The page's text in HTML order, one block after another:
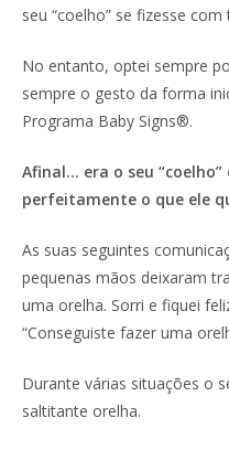
seu “coelho” se fizesse
No entanto, optei sempre
sempre o gesto da forma
Programa Baby Signs®.
Afinal… era o seu
perfeitamente o que ele
As suas seguintes
pequenas mãos deixaram
uma orelha. Sorri e fiquei
“Conseguiste fazer uma
Durante várias situações o
saltitante orelha.